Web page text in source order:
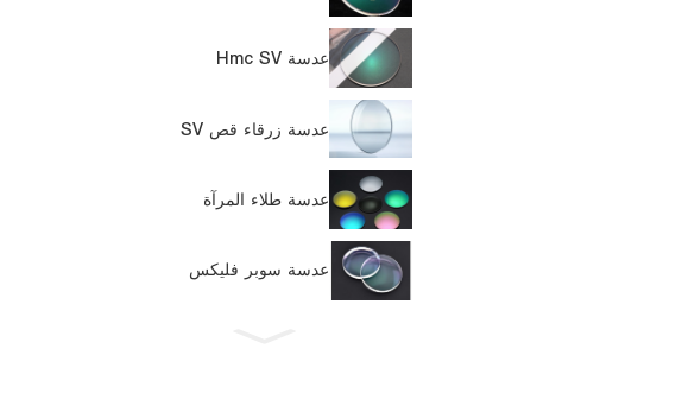
عدسة Hmc SV
عدسة زرقاء قص SV
عدسة طلاء المرآة
عدسة سوبر فليكس